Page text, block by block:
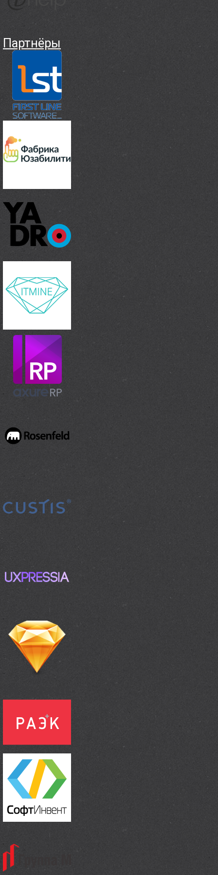
Партнёры